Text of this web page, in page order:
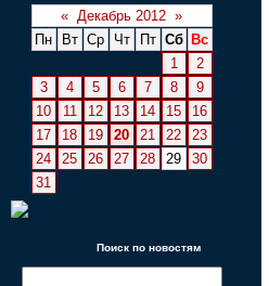
« Декабрь 2012 »
Пн
Вт Ср Чт Пт Сб
Вс
1
2
3
4 5 6 7 8
9
10
11 12 13 14 15
16
17
18 19 20 21 22
23
24
25 26 27 28 29
30
31
Поиск по новостям